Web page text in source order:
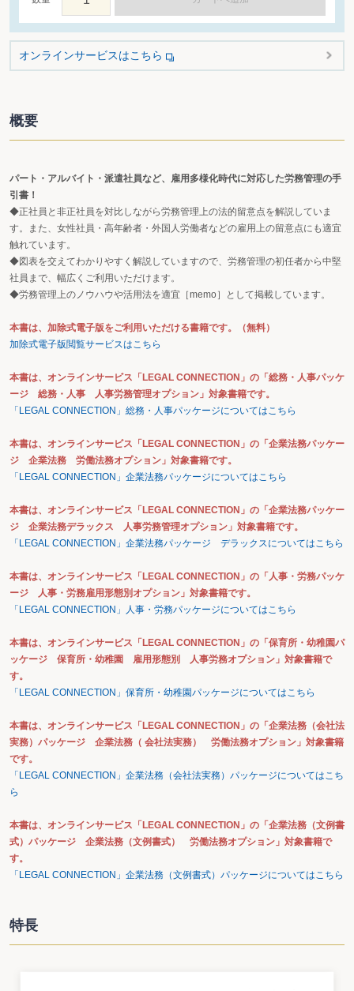
オンラインサービスはこちら
概要
パート・アルバイト・派遣社員など、雇用多様化時代に対応した労務管理の手
引書！
◆正社員と非正社員を対比しながら労務管理上の法的留意点を解説していま
す。また、女性社員・高年齢者・外国人労働者などの雇用上の留意点にも適宜
触れています。
◆図表を交えてわかりやすく解説していますので、労務管理の初任者から中堅
社員まで、幅広くご利用いただけます。
◆労務管理上のノウハウや活用法を適宜［memo］として掲載しています。
本書は、加除式電子版をご利用いただける書籍です。（無料）
加除式電子版閲覧サービスはこちら
本書は、オンラインサービス「LEGAL CONNECTION」の「総務・人事パッケ
ージ 総務・人事 人事労務管理オプション」対象書籍です。
「LEGAL CONNECTION」総務・人事パッケージについてはこちら
本書は、オンラインサービス「LEGAL CONNECTION」の「企業法務パッケー
ジ 企業法務 労働法務オプション」対象書籍です。
「LEGAL CONNECTION」企業法務パッケージについてはこちら
本書は、オンラインサービス「LEGAL CONNECTION」の「企業法務パッケー
ジ 企業法務デラックス 人事労務管理オプション」対象書籍です。
「LEGAL CONNECTION」企業法務パッケージ デラックスについてはこちら
本書は、オンラインサービス「LEGAL CONNECTION」の「人事・労務パッケ
ージ 人事・労務雇用形態別オプション」対象書籍です。
「LEGAL CONNECTION」人事・労務パッケージについてはこちら
本書は、オンラインサービス「LEGAL CONNECTION」の「保育所・幼稚園パ
ッケージ 保育所・幼稚園 雇用形態別 人事労務オプション」対象書籍で
す。
「LEGAL CONNECTION」保育所・幼稚園パッケージについてはこちら
本書は、オンラインサービス「LEGAL CONNECTION」の「企業法務（会社法
実務）パッケージ 企業法務（ 会社法実務） 労働法務オプション」対象書籍
です。
「LEGAL CONNECTION」企業法務（会社法実務）パッケージについてはこち
ら
本書は、オンラインサービス「LEGAL CONNECTION」の「企業法務（文例書
式）パッケージ 企業法務（文例書式） 労働法務オプション」対象書籍で
す。
「LEGAL CONNECTION」企業法務（文例書式）パッケージについてはこちら
特長